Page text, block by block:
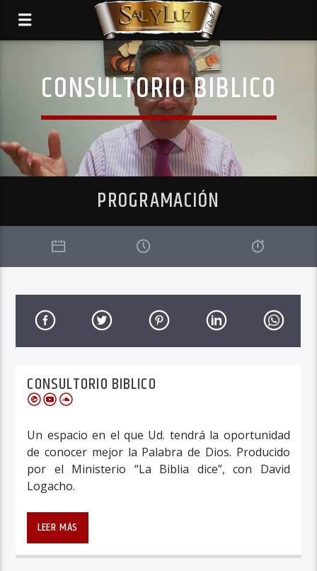
CONSULTORIO BIBLICO
PROGRAMACIÓN
CONSULTORIO BIBLICO
Un espacio en el que Ud. tendrá la oportunidad
de conocer mejor la Palabra de Dios. Producido
por el Ministerio “La Biblia dice”, con David
Logacho.
de conocer mejor la Palabra de Dios. Producido
Logacho.
LEER MÁS